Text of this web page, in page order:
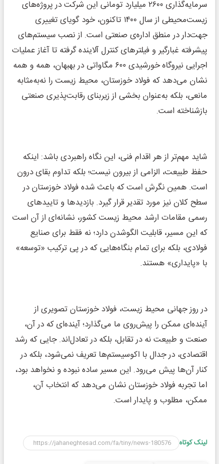
سرمایه‌گذاری ۲۶۰۰ میلیارد تومانی این شرکت در پروژه‌های
زیست‌محیطی از سال ۱۴۰۰ تاکنون، خود گویای تغییری
جهت‌دار در منطق اداره‌ی صنعتی است. از نصب سیستم‌های
پیشرفته غبارگیر و فیلترهای کنترل آلاینده گرفته تا آغاز عملیات
اجرایی نیروگاه خورشیدی ۶۰۰ مگاواتی در بهبهان، همه و همه
نشان می‌دهد که فولاد خوزستان، محیط زیست را نه‌به‌مثابه
مانعی، بلکه به‌عنوان بخشی از زیربنای رقابت‌پذیری صنعتی
بازشناخته است.
شاید مهم‌تر از هر اقدام فنی، این نگاه راهبردی باشد: اینکه
حفظ طبیعت، الزامی از بیرون نیست؛ بلکه تداوم بقای درون
است. همین نگرش است که باعث شده فولاد خوزستان در
سطح کلان نیز مورد تقدیر قرار گیرد. بازدیدها و تاییدهای
رسمی مقامات ارشد محیط زیست کشور، نشانه‌ای از آن است
که این مسیر، قابلیت الگوشدن دارد؛ نه فقط برای صنایع
فولادی، بلکه برای تمام بنگاه‌هایی که در پی ترکیب «توسعه»
با «پایداری» هستند.
در روز جهانی محیط زیست، فولاد خوزستان تصویری از
آینده‌ای ممکن را پیش‌روی ما می‌گذارد؛ آینده‌ای که در آن،
صنعت و طبیعت نه در تقابل، بلکه در تعادل‌اند. جایی که رشد
اقتصادی، در جدال با اکوسیستم‌ها تعریف نمی‌شود، بلکه در
کنار آن‌ها پیش می‌رود. این مسیر ساده نبوده و نخواهد بود،
اما تجربه فولاد خوزستان نشان می‌دهد که انتخاب آن،
ممکن، مطلوب و پایدار است.
لینک کوتاه